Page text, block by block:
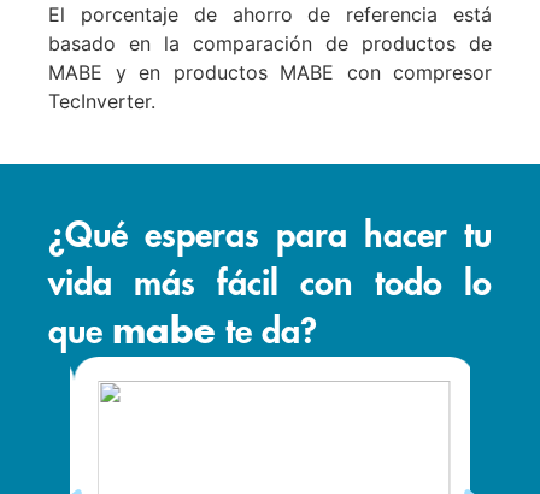
El porcentaje de ahorro de referencia está
basado en la comparación de productos de
MABE y en productos MABE con compresor
TecInverter.
¿Qué esperas para hacer tu
vida más fácil con todo lo
que mabe te da?